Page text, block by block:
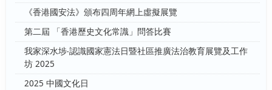
《香港國安法》頒布四周年網上虛擬展覽
第二屆 「香港歷史文化常識」問答比賽
我家深水埗‧認識國家憲法日暨社區推廣法治教育展覽及工作
坊 2025
2025 中國文化日